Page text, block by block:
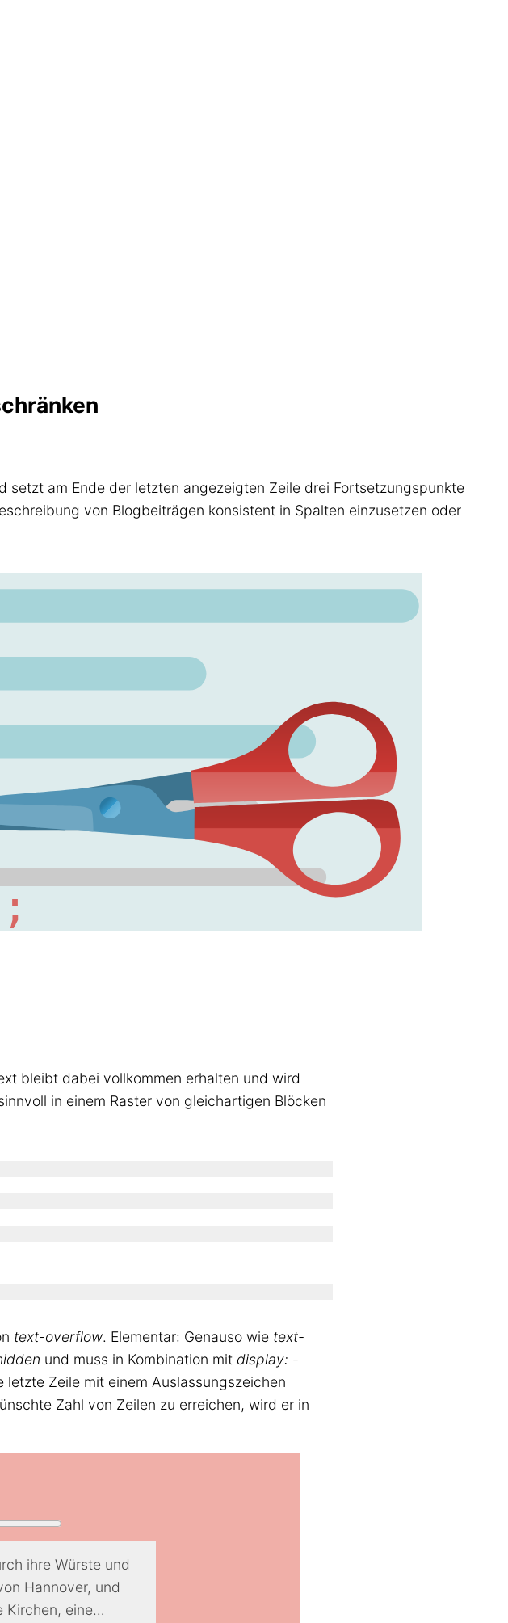
setzt am Ende der letzten angezeigten Zeile drei Fortsetzungspunkte
von Blogbeiträgen konsistent in Spalten einzusetzen oder
bleibt dabei vollkommen erhalten und wird
in einem Raster von gleichartigen Blöcken
text-overflow. Elementar: Genauso wie text-
und muss in Kombination mit display: -
Zeile mit einem Auslassungszeichen
Zahl von Zeilen zu erreichen, wird er in
ihre Würste und
Hannover, und
Kirchen, eine